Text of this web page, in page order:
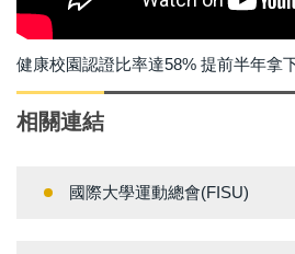
健康校園認證比率達58% 提前半年拿
相關連結
國際大學運動總會(FISU)